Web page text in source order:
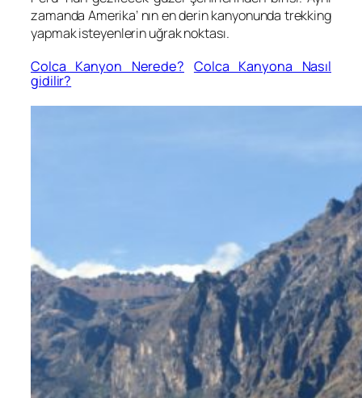
zamanda Amerika’ nın en derin kanyonunda trekking
yapmak isteyenlerin uğrak noktası.
Colca Kanyon Nerede? Colca Kanyona Nasıl
gidilir?